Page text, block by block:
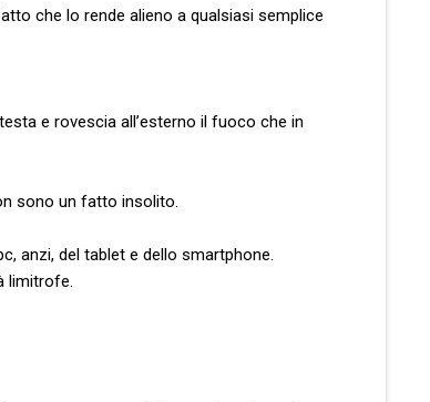
che lo rende alieno a qualsiasi semplice
e rovescia all’esterno il fuoco che in
sono un fatto insolito.
anzi, del tablet e dello smartphone.
limitrofe.